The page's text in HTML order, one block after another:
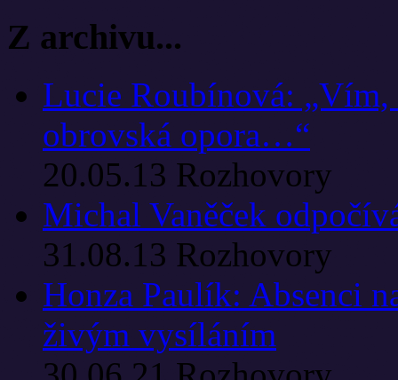
Z archivu...
Lucie Roubínová: „Vím,
obrovská opora…“
20.05.13 Rozhovory
Michal Vaněček
31.08.13 Rozhovory
Honza Paulík: Absenci
živým vysíláním